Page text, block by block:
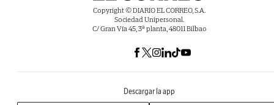
Copyright © DIARIO EL CORREO, S.A.
Sociedad Unipersonal.
C/ Gran Vía 45, 3ª planta, 48011 Bilbao
Descargar la app